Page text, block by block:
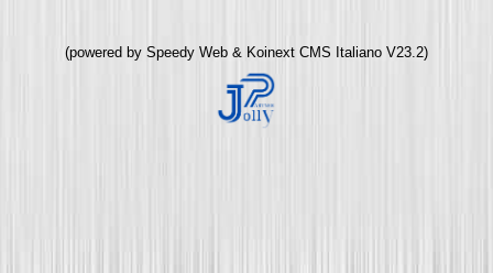
(powered by Speedy Web & Koinext CMS Italiano V23.2)